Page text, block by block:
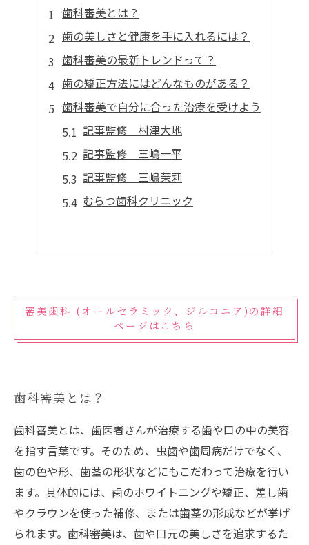
歯科審美とは？
歯の美しさと健康を手に入れるには？
歯科審美の最新トレンドって？
歯の矯正方法にはどんなものがある？
歯科審美で自分に合った治療を受けよう
記事監修 村津大地
記事監修 三嶋一平
記事監修 三嶋茉莉
むらつ歯科クリニック
審美歯科 (オールセラミック、ジルコニア)の詳細
ページはこちら
歯科審美とは？
歯科審美とは、歯医者さんが治療する歯や口の中の美容
を指す言葉です。そのため、虫歯や歯周病だけでなく、
歯の色や形、歯茎の形状などにもこだわって治療を行い
ます。具体的には、歯のホワイトニングや矯正、差し歯
やクラウンを使った補修、または歯茎の形成などが挙げ
られます。歯科審美は、歯や口元の美しさを追求するた